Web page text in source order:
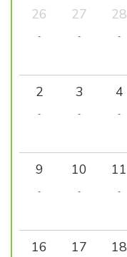
26
-
27
-
28
-
2
-
3
-
4
-
9
-
10
-
11
-
16 17 18